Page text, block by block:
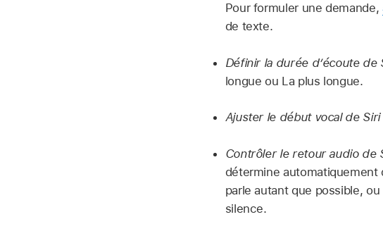
Pour formuler une demande,
de texte.
Définir la durée d’écoute de
longue ou La plus longue.
Ajuster le début vocal de Siri
Contrôler le retour audio de
détermine automatiquement
parle autant que possible,
silence.